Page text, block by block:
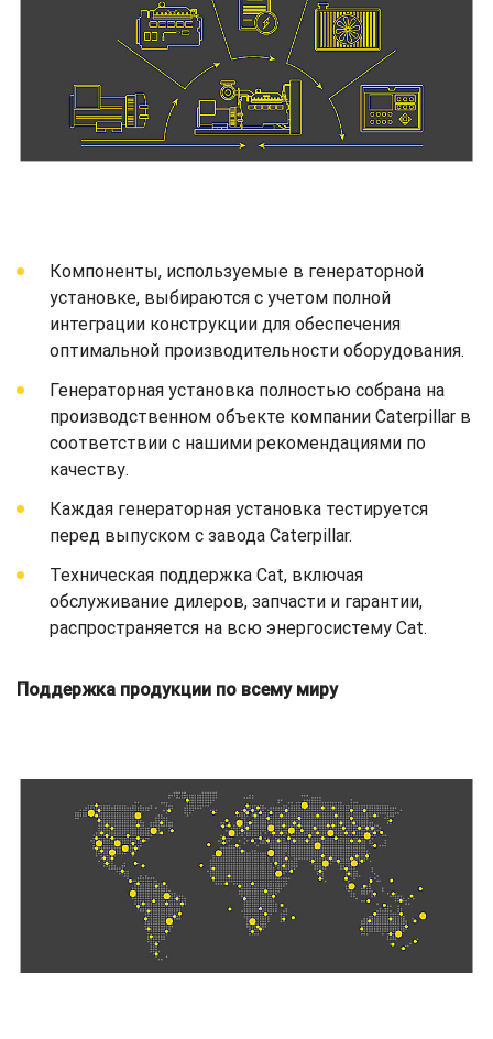
Компоненты, используемые в генераторной
установке, выбираются с учетом полной
интеграции конструкции для обеспечения
оптимальной производительности оборудования.
Генераторная установка полностью собрана на
производственном объекте компании Caterpillar в
соответствии с нашими рекомендациями по
качеству.
Каждая генераторная установка тестируется
перед выпуском с завода Caterpillar.
Техническая поддержка Cat, включая
обслуживание дилеров, запчасти и гарантии,
распространяется на всю энергосистему Cat.
Поддержка продукции по всему миру